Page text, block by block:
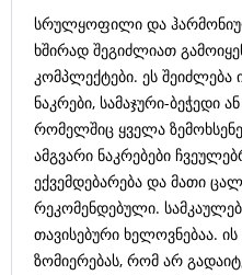
სრულყოფილი და
ხშირად შეგიძლიათ
კომპლექტები. ეს შეიძლება
ნაკრები, სამაჯური-ბეჭედი
რომელშიც ყველა
ამგვარი ნაკრებები
ექვემდებარება და მათი
რეკომენდებული.
თავისებური ხელოვნებაა.
ზომიერებას, რომ არ